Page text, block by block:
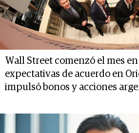
Wall Street comenzó el mes
expectativas de acuerdo en
impulsó bonos y acciones